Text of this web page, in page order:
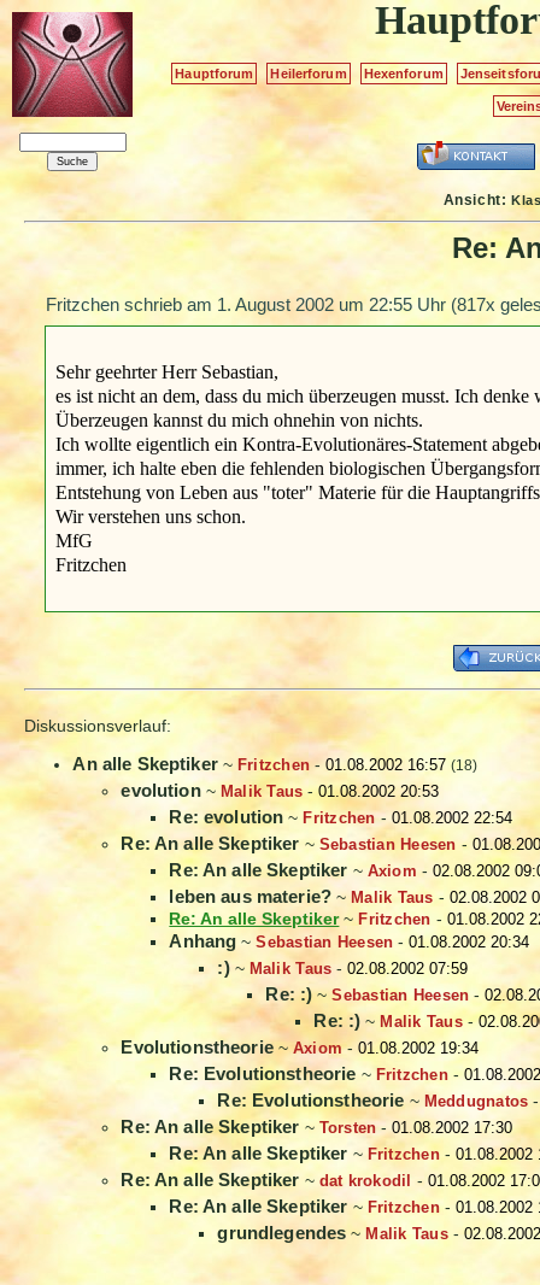
Hauptforum Heilerforum Hexenforum
Ansicht:
Re:
Fritzchen schrieb am 1. August 2002 um 22:55 Uhr (817x
Sehr geehrter Herr Sebastian,
es ist nicht an dem, dass du mich überzeugen musst. Ich
Überzeugen kannst du mich ohnehin von nichts.
Ich wollte eigentlich ein Kontra-Evolutionäres-Statement
immer, ich halte eben die fehlenden biologischen
Entstehung von Leben aus "toter" Materie für die
Wir verstehen uns schon.
MfG
Fritzchen
Diskussionsverlauf:
An alle Skeptiker~ Fritzchen -01.08.2002 16:57 (18)
evolution~ Malik Taus-01.08.2002 20:53
Re: evolution ~ Fritzchen - 01.08.2002 22:54
Re: An alle Skeptiker ~ Sebastian Heesen -
Re: An alle Skeptiker ~ Axiom - 02.08.2002
leben aus materie? ~ Malik Taus - 02.08.2002
Re: An alle Skeptiker~ Fritzchen - 01.08.2002
Anhang ~Sebastian Heesen -01.08.2002 20:34
:)~ Malik Taus -02.08.2002 07:59
Re: :)~Sebastian Heesen -
Re: :) ~ Malik Taus-
Evolutionstheorie~Axiom-01.08.2002 19:34
Re: Evolutionstheorie ~ Fritzchen-
Re: Evolutionstheorie~ Meddugnatos
Re: An alle Skeptiker ~ Torsten -01.08.2002 17:30
Re: An alle Skeptiker ~ Fritzchen- 01.08.2002
Re: An alle Skeptiker ~ dat krokodil - 01.08.2002
Re: An alle Skeptiker ~ Fritzchen- 01.08.2002
grundlegendes ~ Malik Taus-